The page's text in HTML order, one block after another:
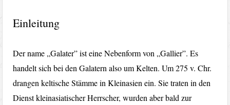
Einleitung
Der name „Galater” ist eine Nebenform von „Gallier”. Es
handelt sich bei den Galatern also um Kelten. Um 275 v. Chr.
drangen keltische Stämme in Kleinasien ein. Sie traten in den
Dienst kleinasiatischer Herrscher, wurden aber bald zur